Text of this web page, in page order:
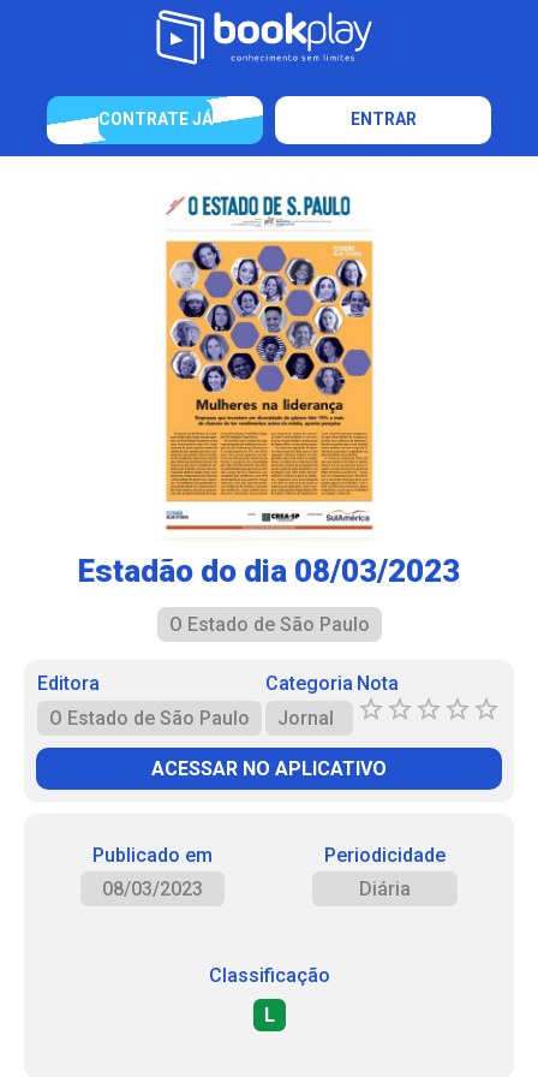
CONTRATE JÁ ENTRAR
Estadão do dia 08/03/2023
O Estado de São Paulo
Editora
O Estado de São Paulo
Categoria
Jornal
Nota
ACESSAR NO APLICATIVO
Publicado em
08/03/2023
Periodicidade
Diária
Classificação
L